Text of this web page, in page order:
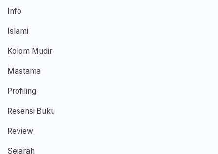
Info
Islami
Kolom Mudir
Mastama
Profiling
Resensi Buku
Review
Sejarah